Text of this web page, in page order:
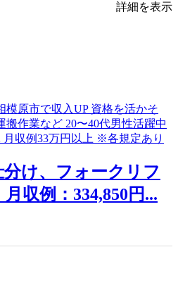
詳細を表示
分け、フォークリフ
収例：334,850円...